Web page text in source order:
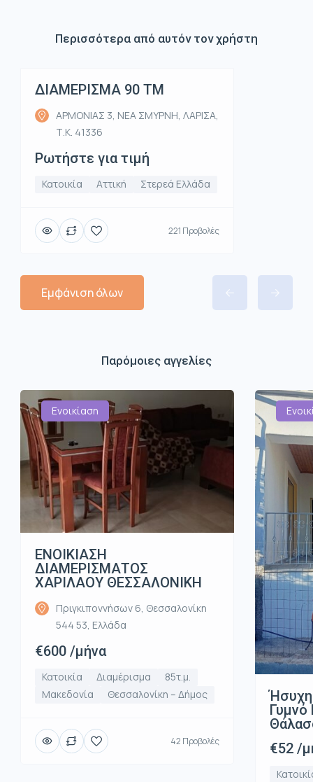
Περισσότερα από αυτόν τον χρήστη
Ενοικίαση
ΔΙΑΜΕΡΙΣΜΑ 90 ΤΜ
ΑΡΜΟΝΙΑΣ 3, ΝΕΑ ΣΜΥΡΝΗ, ΛΑΡΙΣΑ,
Τ.Κ. 41336
Ρωτήστε για τιμή
Κατοικία Αττική Στερεά Ελλάδα
221 Προβολές
Εμφάνιση όλων
Παρόμοιες αγγελίες
Ενοικίαση
ΕΝΟΙΚΙΑΣΗ
ΔΙΑΜΕΡΙΣΜΑΤΟΣ
ΧΑΡΙΛΑΟΥ ΘΕΣΣΑΛΟΝΙΚΗ
Πριγκιποννήσων 6, Θεσσαλονίκη
544 53, Ελλάδα
€600 /μήνα
Κατοικία Διαμέρισμα
85τ.μ.
Μακεδονία
Θεσσαλονίκη – Δήμος
42 Προβολές
Γυμνό
€52 /